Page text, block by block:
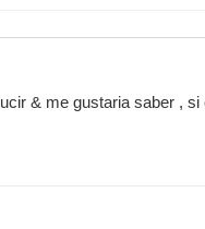
& me gustaria saber ,